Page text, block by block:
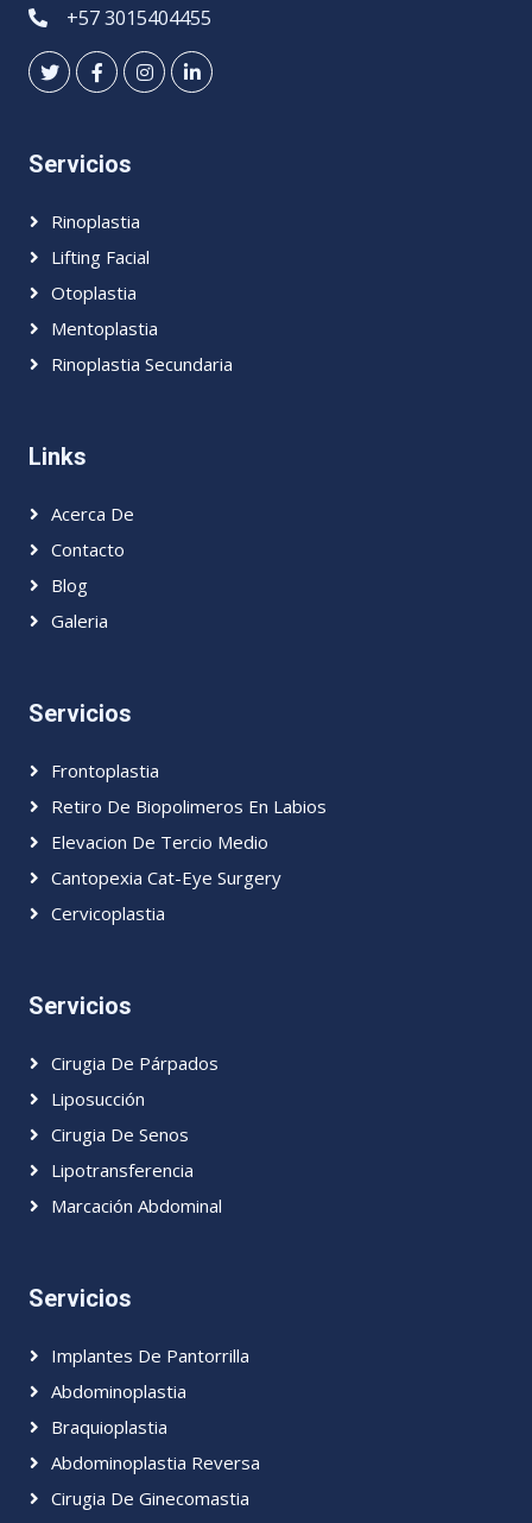
+57 3015404455
Servicios
Rinoplastia
Lifting Facial
Otoplastia
Mentoplastia
Rinoplastia Secundaria
Links
Acerca De
Contacto
Blog
Galeria
Servicios
Frontoplastia
Retiro De Biopolimeros En Labios
Elevacion De Tercio Medio
Cantopexia Cat-Eye Surgery
Cervicoplastia
Servicios
Cirugia De Párpados
Liposucción
Cirugia De Senos
Lipotransferencia
Marcación Abdominal
Servicios
Implantes De Pantorrilla
Abdominoplastia
Braquioplastia
Abdominoplastia Reversa
Cirugia De Ginecomastia